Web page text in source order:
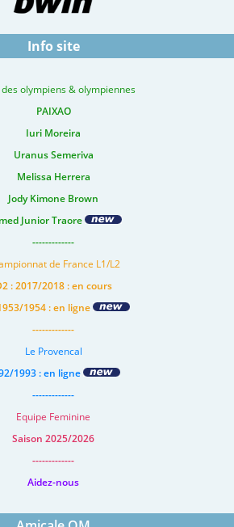
Info site
des olympiens & olympiennes
PAIXAO
Iuri Moreira
Uranus Semeriva
Melissa Herrera
Jody Kimone Brown
Junior Traore
-------------
de France L1/L2
: 2017/2018 : en cours
1954 : en ligne
-------------
Le Provencal
1993 : en ligne
-------------
Equipe Feminine
Saison 2025/2026
-------------
Aidez-nous